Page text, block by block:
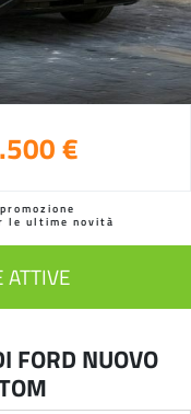
€
le ultime novità
ATTIVE
FORD NUOVO